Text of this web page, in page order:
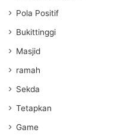
Pola Positif
Bukittinggi
Masjid
ramah
Sekda
Tetapkan
Game